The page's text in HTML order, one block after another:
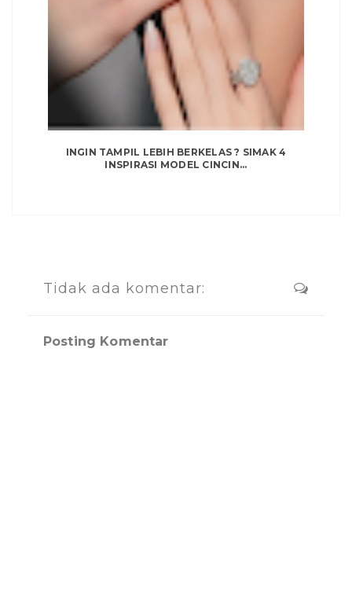
INGIN TAMPIL LEBIH BERKELAS ? SIMAK 4
INSPIRASI MODEL CINCIN...
Tidak ada komentar:
Posting Komentar